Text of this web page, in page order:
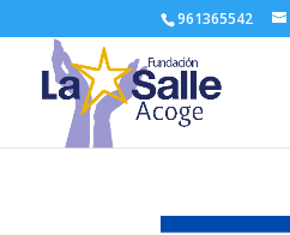
961365542